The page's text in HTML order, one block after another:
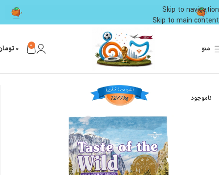
Skip to navigation
Skip to main content
منو 0
0
غذای سگ غذای خشک سگ
ناموجود